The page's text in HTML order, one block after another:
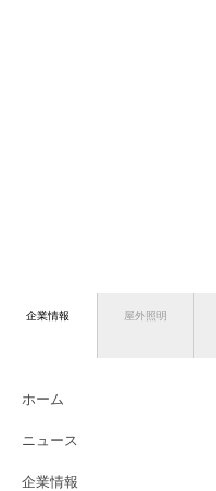
企業情報 屋外照明
ホーム
ニュース
企業情報